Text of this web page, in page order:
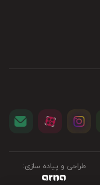
طراحی و پیاده سازی: